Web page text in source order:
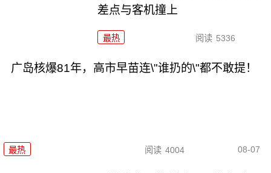
差点与客机撞上
最热 阅读 5336
广岛核爆81年，高市早苗连\"谁扔的\"都不敢提！
最热 阅读 4004 08-07